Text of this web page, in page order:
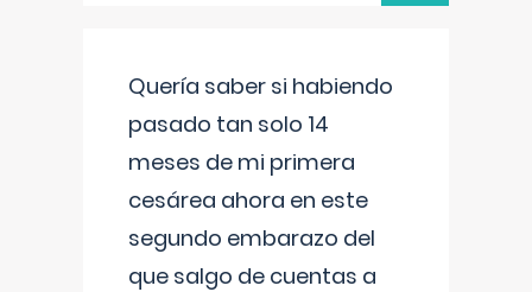
Quería saber si habiendo
pasado tan solo 14
meses de mi primera
cesárea ahora en este
segundo embarazo del
que salgo de cuentas a